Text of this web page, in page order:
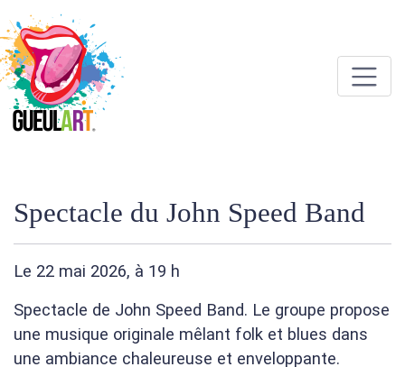
Spectacle du John Speed Band
Le 22 mai 2026, à 19 h
Spectacle de John Speed Band. Le groupe propose
une musique originale mêlant folk et blues dans
une ambiance chaleureuse et enveloppante.